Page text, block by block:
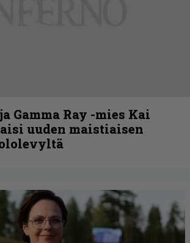
Gamma Ray -mies Kai
uuden maistiaisen